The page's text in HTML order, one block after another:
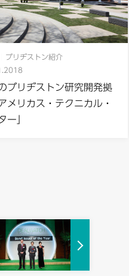
ブリヂストン研究開発拠
メリカス・テクニカル・
ー」
ブリヂストン紹介